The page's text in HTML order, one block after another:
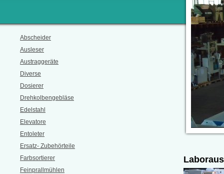
Abscheider
Ausleser
Austraggeräte
Diverse
Dosierer
Drehkolbengebläse
Edelstahl
Elevatore
Entoleter
Ersatz- Zubehörteile
Farbsortierer
Feinprallmühlen